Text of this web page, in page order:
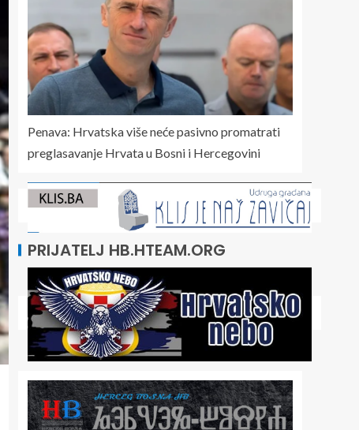
Penava: Hrvatska više neće pasivno promatrati
preglasavanje Hrvata u Bosni i Hercegovini
PRIJATELJ HB.HTEAM.ORG